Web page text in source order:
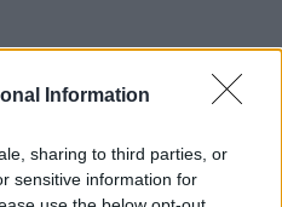
Information
sharing to third parties, or
sensitive information for